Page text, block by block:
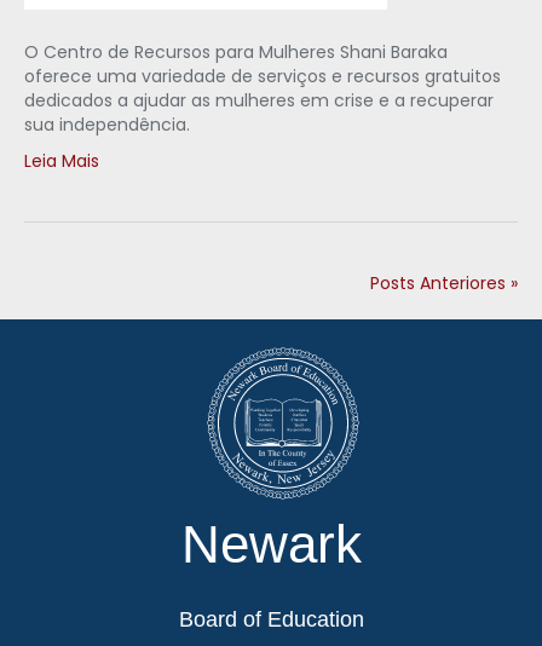
O Centro de Recursos para Mulheres Shani Baraka
oferece uma variedade de serviços e recursos gratuitos
dedicados a ajudar as mulheres em crise e a recuperar
sua independência.
Leia Mais
Posts Anteriores »
Newark
Board of Education